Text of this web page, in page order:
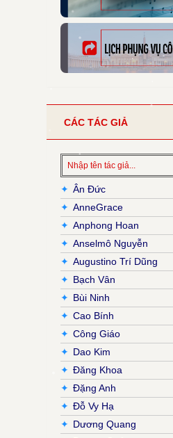
CÁC TÁC GIẢ
✦ Ân Đức
✦ AnneGrace
✦ Anphong Hoan
✦ Anselmô Nguyễn
✦ Augustino Trí Dũng
✦ Bạch Vân
✦ Bùi Ninh
✦ Cao Bính
✦ Công Giáo
✦ Dao Kim
✦ Đăng Khoa
✦ Đặng Anh
✦ Đỗ Vy Hạ
✦ Dương Quang